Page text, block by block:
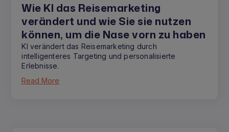
Wie KI das Reisemarketing
verändert und wie Sie sie nutzen
können, um die Nase vorn zu haben
KI verändert das Reisemarketing durch
intelligenteres Targeting und personalisierte
Erlebnisse.
Read More